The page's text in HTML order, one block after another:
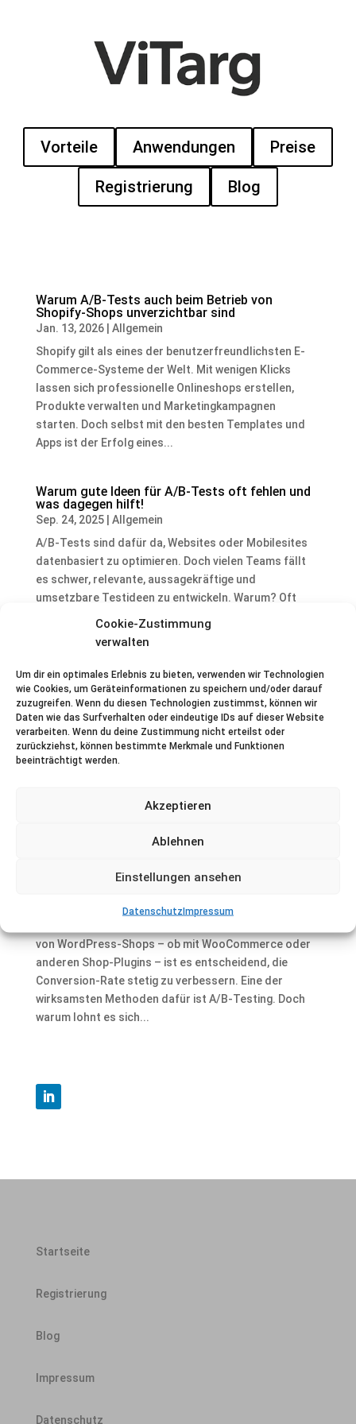
Cookie-Zustimmung
verwalten
Um dir ein optimales Erlebnis zu bieten, verwenden wir Technologien
wie Cookies, um Geräteinformationen zu speichern und/oder darauf
zuzugreifen. Wenn du diesen Technologien zustimmst, können wir
Daten wie das Surfverhalten oder eindeutige IDs auf dieser Website
verarbeiten. Wenn du deine Zustimmung nicht erteilst oder
zurückziehst, können bestimmte Merkmale und Funktionen
beeinträchtigt werden.
Akzeptieren
Ablehnen
Einstellungen ansehen
DatenschutzImpressum
Vorteile Anwendungen Preise
Registrierung Blog
Warum A/B-Tests auch beim Betrieb von
Shopify-Shops unverzichtbar sind
Jan. 13, 2026| Allgemein
Shopify gilt als eines der benutzerfreundlichsten E-
Commerce-Systeme der Welt. Mit wenigen Klicks
lassen sich professionelle Onlineshops erstellen,
Produkte verwalten und Marketingkampagnen
starten. Doch selbst mit den besten Templates und
Apps ist der Erfolg eines...
Warum gute Ideen für A/B-Tests oft fehlen und
was dagegen hilft!
Sep. 24, 2025| Allgemein
A/B-Tests sind dafür da, Websites oder Mobilesites
datenbasiert zu optimieren. Doch vielen Teams fällt
es schwer, relevante, aussagekräftige und
umsetzbare Testideen zu entwickeln. Warum? Oft
Die 5 wirkungsvollsten Elemente für erfolgreiche
A/B-Tests
Sep. 19, 2025
Allgemein
Während der letzten zwei Jahrzehnte haben wir für
Kunden Web- und Mobileseiten optimiert, Daten
erfolgversprechendsten sind, mit welchen Tests man
Warum A/B-Testing für WordPress-Shops
von WordPress-Shops – ob mit WooCommerce oder
anderen Shop-Plugins – ist es entscheidend, die
Conversion-Rate stetig zu verbessern. Eine der
wirksamsten Methoden dafür ist A/B-Testing. Doch
warum lohnt es sich...
Startseite
Registrierung
Blog
Impressum
Datenschutz